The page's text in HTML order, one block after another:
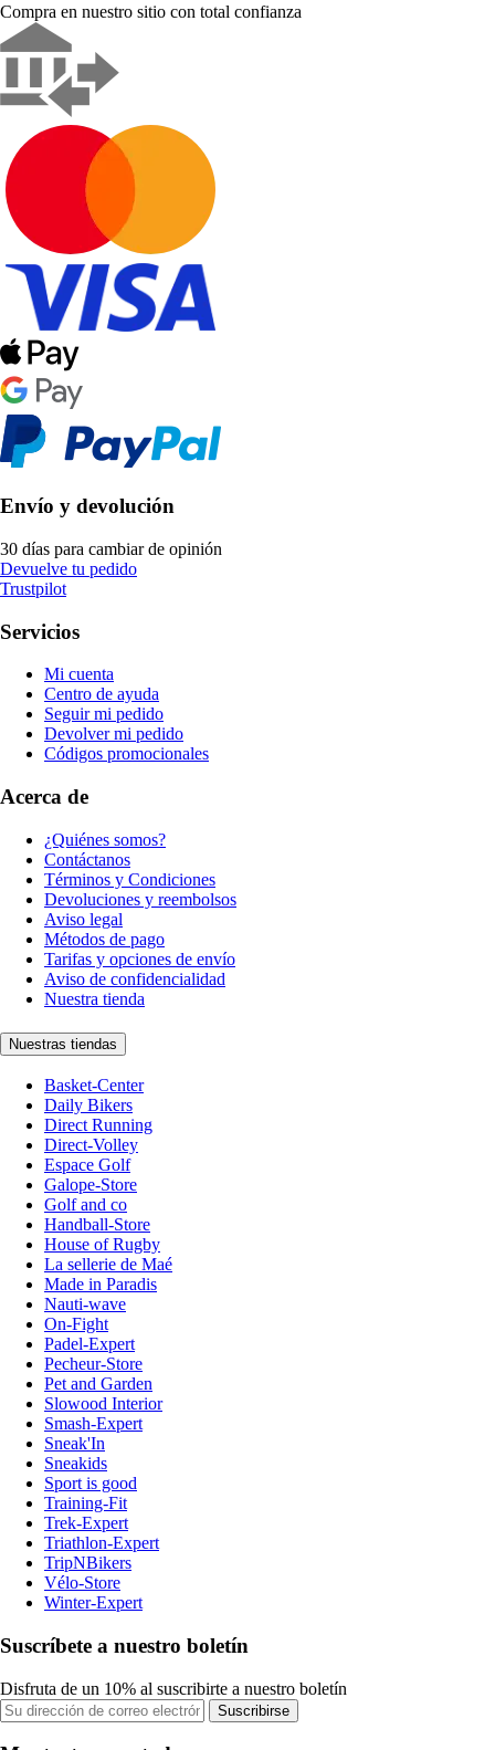
Compra en nuestro sitio con total confianza
Envío y devolución
30 días para cambiar de opinión
Devuelve tu pedido
Trustpilot
Servicios
Mi cuenta
Centro de ayuda
Seguir mi pedido
Devolver mi pedido
Códigos promocionales
Acerca de
¿Quiénes somos?
Contáctanos
Términos y Condiciones
Devoluciones y reembolsos
Aviso legal
Métodos de pago
Tarifas y opciones de envío
Aviso de confidencialidad
Nuestra tienda
Nuestras tiendas
Basket-Center
Daily Bikers
Direct Running
Direct-Volley
Espace Golf
Galope-Store
Golf and co
Handball-Store
House of Rugby
La sellerie de Maé
Made in Paradis
Nauti-wave
On-Fight
Padel-Expert
Pecheur-Store
Pet and Garden
Slowood Interior
Smash-Expert
Sneak'In
Sneakids
Sport is good
Training-Fit
Trek-Expert
Triathlon-Expert
TripNBikers
Vélo-Store
Winter-Expert
Suscríbete a nuestro boletín
Disfruta de un 10% al suscribirte a nuestro boletín
Suscribirse